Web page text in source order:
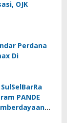
OJK
Perdana
Di
PANDE